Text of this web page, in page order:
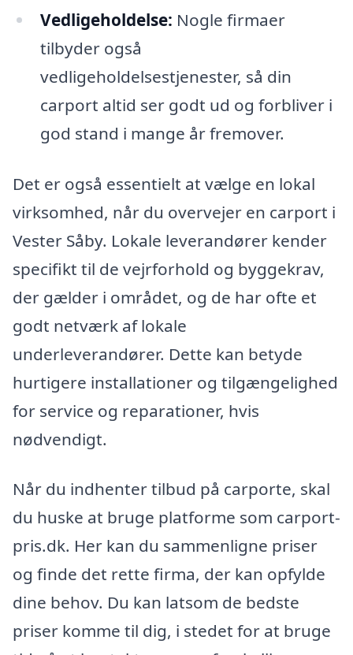
Vedligeholdelse: Nogle firmaer
tilbyder også
vedligeholdelsestjenester, så din
carport altid ser godt ud og forbliver i
god stand i mange år fremover.
Det er også essentielt at vælge en lokal
virksomhed, når du overvejer en carport i
Vester Såby. Lokale leverandører kender
specifikt til de vejrforhold og byggekrav,
der gælder i området, og de har ofte et
godt netværk af lokale
underleverandører. Dette kan betyde
hurtigere installationer og tilgængelighed
for service og reparationer, hvis
nødvendigt.
Når du indhenter tilbud på carporte, skal
du huske at bruge platforme som carport-
pris.dk. Her kan du sammenligne priser
og finde det rette firma, der kan opfylde
dine behov. Du kan latsom de bedste
priser komme til dig, i stedet for at bruge